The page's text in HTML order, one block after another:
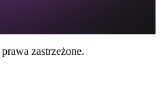
zastrzeżone.